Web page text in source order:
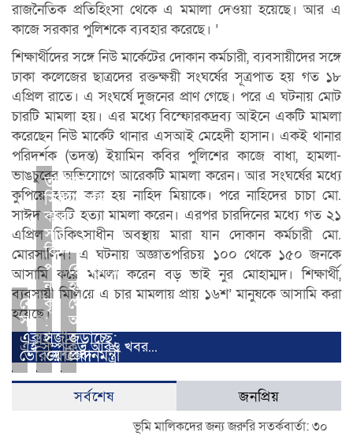
রাজনৈতিক প্রতিহিংসা থেকে এ মমালা দেওয়া হয়েছে। আর এ
কাজে সরকার পুলিশকে ব্যবহার করেছে। ’
শিক্ষার্থীদের সঙ্গে নিউ মার্কেটের দোকান কর্মচারী, ব্যবসায়ীদের সঙ্গে
ঢাকা কলেজের ছাত্রদের রক্তক্ষয়ী সংঘর্ষের সূত্রপাত হয় গত ১৮
এপ্রিল রাতে। এ সংঘর্ষে দুজনের প্রাণ গেছে। পরে এ ঘটনায় মোট
চারটি মামলা হয়। এর মধ্যে বিস্ফোরকদ্রব্য আইনে একটি মামলা
করেছেন নিউ মার্কেট থানার এসআই মেহেদী হাসান। একই থানার
পরিদর্শক (তদন্ত) ইয়ামিন কবির পুলিশের কাজে বাধা, হামলা-
ভাঙচুরের অভিযোগে আরেকটি মামলা করেন। আর সংঘর্ষের মধ্যে
কুপিয়ে হত্যা করা হয় নাহিদ মিয়াকে। পরে নাহিদের চাচা মো.
সাঈদ একটি হত্যা মামলা করেন। এরপর চারদিনের মধ্যে গত ২১
এপ্রিল চিকিৎসাধীন অবস্থায় মারা যান দোকান কর্মচারী মো.
মোরসালিন। এ ঘটনায় অজ্ঞাতপরিচয় ১০০ থেকে ১৫০ জনকে
আসামি করে মামলা করেন বড় ভাই নুর মোহাম্মদ। শিক্ষার্থী,
ব্যবসায়ী মিলিয়ে এ চার মামলায় প্রায় ১৬শ’ মানুষকে আসামি করা
হয়েছে।
এই সম্পর্কিত আরও খবর...
বেশি
সংক্রামক
এক্সই
ভেরিয়েন্ট
তারেকের
সিন্ডিকেটের
কারণে
সার
কিনতে
পারত
না
কৃষকরা
:
সজীব
ওয়াজেদ
রোহিঙ্গারা
হতাশা
থেকে
অপরাধে
জড়াচ্ছে:
প্রধানমন্ত্রী
সর্বশেষ জনপ্রিয়
ভূমি মালিকদের জন্য জরুরি সতর্কবার্তা: ৩০